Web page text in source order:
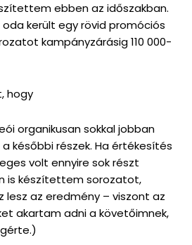
ebben az időszakban.
került egy rövid promóciós
kampányzárásig 110 000-
hogy
organikusan sokkal jobban
későbbi részek. Ha értékesítés
volt ennyire sok részt
is készítettem sorozatot,
az eredmény – viszont az
akartam adni a követőimnek,